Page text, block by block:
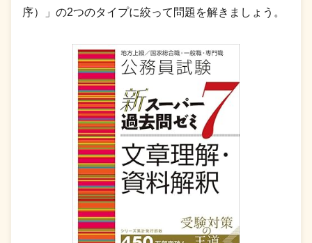
序）」の2つのタイプに絞って問題を解きましょう。